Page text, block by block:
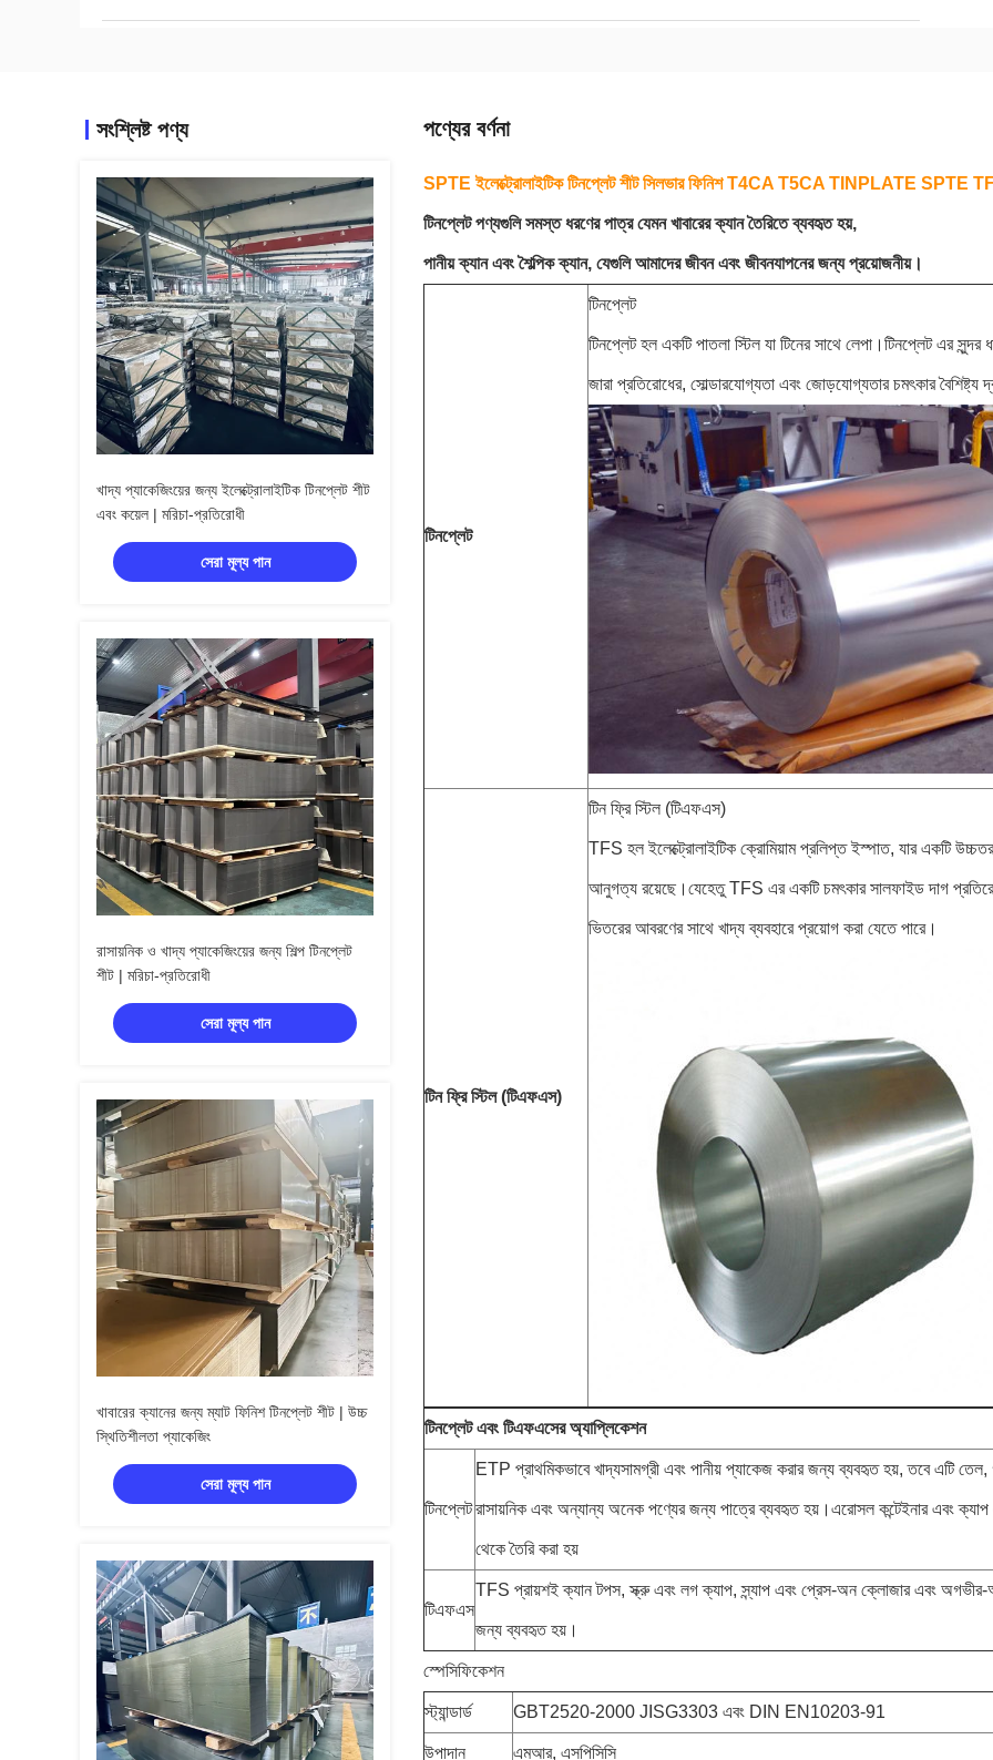
সংশ্লিষ্ট পণ্য
খাদ্য প্যাকেজিংয়ের জন্য ইলেক্ট্রোলাইটিক টিনপ্লেট শীট
এবং কয়েল | মরিচা-প্রতিরোধী
সেরা মূল্য পান
রাসায়নিক ও খাদ্য প্যাকেজিংয়ের জন্য শিল্প টিনপ্লেট
শীট | মরিচা-প্রতিরোধী
সেরা মূল্য পান
খাবারের ক্যানের জন্য ম্যাট ফিনিশ টিনপ্লেট শীট | উচ্চ
স্থিতিশীলতা প্যাকেজিং
সেরা মূল্য পান
পণ্যের বর্ণনা
SPTE ইলেক্ট্রোলাইটিক টিনপ্লেট শীট সিলভার ফিনিশ T4CA T5CA TINPLATE SPTE
টিনপ্লেট পণ্যগুলি সমস্ত ধরণের পাত্র যেমন খাবারের ক্যান তৈরিতে ব্যবহৃত হয়,
পানীয় ক্যান এবং শৈল্পিক ক্যান, যেগুলি আমাদের জীবন এবং জীবনযাপনের জন্য প্রয়োজনীয়।
টিনপ্লেট
টিনপ্লেট
টিনপ্লেট হল একটি পাতলা স্টিল যা টিনের সাথে লেপা।টিনপ্লেট এর সুন্দর
জারা প্রতিরোধের, সোল্ডারযোগ্যতা এবং জোড়যোগ্যতার চমৎকার বৈশিষ্ট্য
টিন ফ্রি স্টিল (টিএফএস)
টিন ফ্রি স্টিল (টিএফএস)
TFS হল ইলেক্ট্রোলাইটিক ক্রোমিয়াম প্রলিপ্ত ইস্পাত, যার একটি উচ্চতর
আনুগত্য রয়েছে।যেহেতু TFS এর একটি চমৎকার সালফাইড দাগ
ভিতরের আবরণের সাথে খাদ্য ব্যবহারে প্রয়োগ করা যেতে পারে।
টিনপ্লেট এবং টিএফএসের অ্যাপ্লিকেশন
টিনপ্লেট
ETP প্রাথমিকভাবে খাদ্যসামগ্রী এবং পানীয় প্যাকেজ করার জন্য ব্যবহৃত হয়, তবে এটি তেল,
রাসায়নিক এবং অন্যান্য অনেক পণ্যের জন্য পাত্রে ব্যবহৃত হয়।এরোসল কন্টেইনার এবং
থেকে তৈরি করা হয়
টিএফএস
TFS প্রায়শই ক্যান টপস, স্ক্রু এবং লগ ক্যাপ, স্ন্যাপ এবং প্রেস-অন ক্লোজার এবং অগভীর-
জন্য ব্যবহৃত হয়।
স্পেসিফিকেশন
স্ট্যান্ডার্ড GBT2520-2000 JISG3303 এবং DIN EN10203-91
উপাদান এমআর, এসপিসিসি